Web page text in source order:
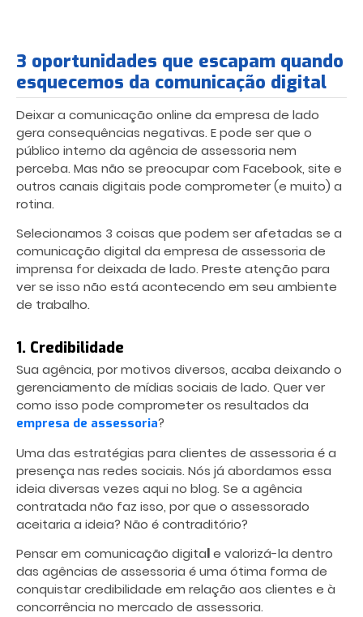
3 oportunidades que escapam quando
esquecemos da comunicação digital
Deixar a comunicação online da empresa de lado
gera consequências negativas. E pode ser que o
público interno da agência de assessoria nem
perceba. Mas não se preocupar com Facebook, site e
outros canais digitais pode comprometer (e muito) a
rotina.
Selecionamos 3 coisas que podem ser afetadas se a
comunicação digital da empresa de assessoria de
imprensa for deixada de lado. Preste atenção para
ver se isso não está acontecendo em seu ambiente
de trabalho.
1. Credibilidade
Sua agência, por motivos diversos, acaba deixando o
gerenciamento de mídias sociais de lado. Quer ver
como isso pode comprometer os resultados da
empresa de assessoria?
Uma das estratégias para clientes de assessoria é a
presença nas redes sociais. Nós já abordamos essa
ideia diversas vezes aqui no blog. Se a agência
contratada não faz isso, por que o assessorado
aceitaria a ideia? Não é contraditório?
Pensar em comunicação digitale valorizá-la dentro
das agências de assessoria é uma ótima forma de
conquistar credibilidade em relação aos clientes e à
concorrência no mercado de assessoria.